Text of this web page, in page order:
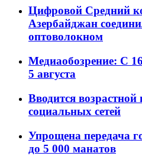
Цифровой Средний
Азербайджан
оптоволокном
Медиаобозрение: С
5 августа
Вводится возрастной
социальных сетей
Упрощена передача
до 5 000 манатов